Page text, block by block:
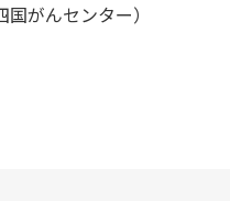
がんセンター）